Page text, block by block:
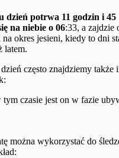
dzień potrwa 11 godzin i 45
na niebie o 06:33, a zajdzie
okres jesieni, kiedy to dni
latem.
często znajdziemy także
tym czasie jest on w fazie
można wykorzystać do